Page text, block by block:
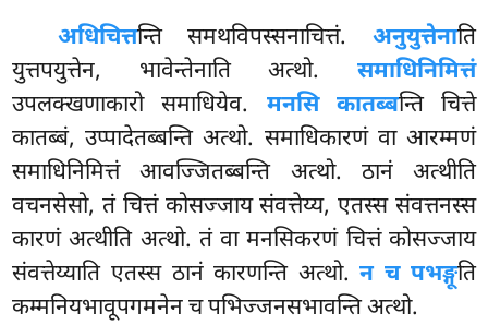
अधिचित्तन्ति समथविपस्सनाचित्तं. अनुयुत्तेनाति
युत्तपयुत्तेन, भावेन्तेनाति अत्थो. समाधिनिमित्तं
उपलक्खणाकारो समाधियेव. मनसि कातब्बन्ति चित्ते
कातब्बं, उप्पादेतब्बन्ति अत्थो. समाधिकारणं वा आरम्मणं
समाधिनिमित्तं आवज्जितब्बन्ति अत्थो. ठानं अत्थीति
वचनसेसो, तं चित्तं कोसज्जाय संवत्तेय्य, एतस्स संवत्तनस्स
कारणं अत्थीति अत्थो. तं वा मनसिकरणं चित्तं कोसज्जाय
संवत्तेय्याति एतस्स ठानं कारणन्ति अत्थो.न च पभङ्गूति
कम्मनियभावूपगमनेन च पभिज्जनसभावन्ति अत्थो.